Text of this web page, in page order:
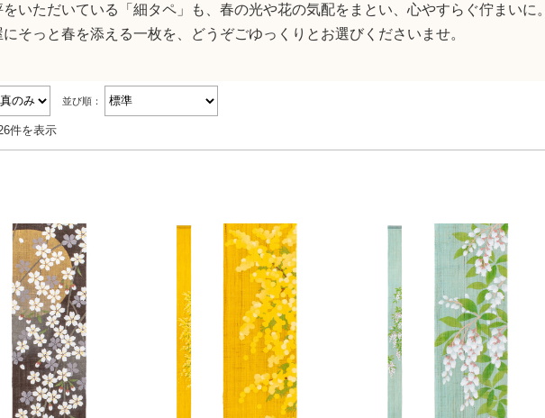
いただいている「細タペ」も、春の光や花の気配をまとい、心やすらぐ佇まいに。
そっと春を添える一枚を、どうぞごゆっくりとお選びくださいませ。
並び順：
件を表示